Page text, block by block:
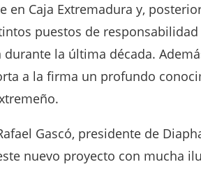
en Caja Extremadura y,
puestos de
durante la última década.
a la firma un profundo
Gascó, presidente de
nuevo proyecto con mucha